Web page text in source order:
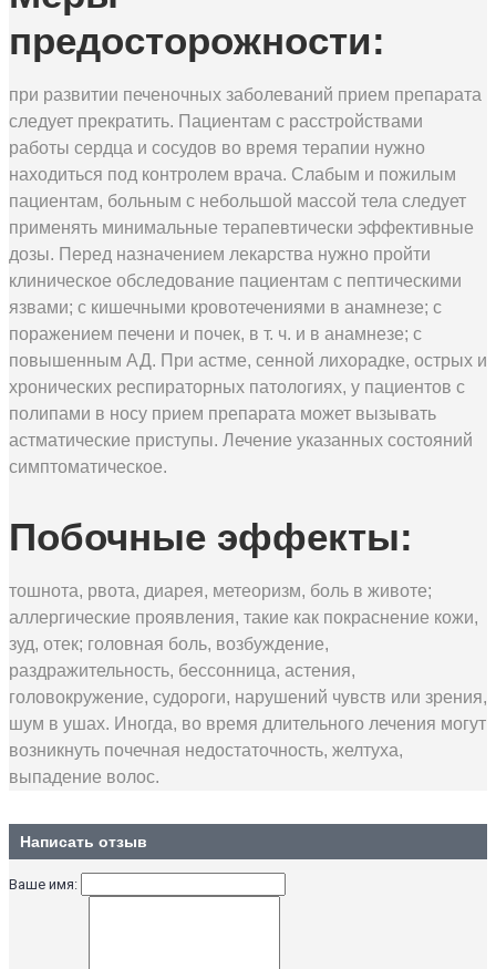
предосторожности:
при развитии печеночных заболеваний прием препарата
следует прекратить. Пациентам с расстройствами
работы сердца и сосудов во время терапии нужно
находиться под контролем врача. Слабым и пожилым
пациентам, больным с небольшой массой тела следует
применять минимальные терапевтически эффективные
дозы. Перед назначением лекарства нужно пройти
клиническое обследование пациентам с пептическими
язвами; с кишечными кровотечениями в анамнезе; с
поражением печени и почек, в т. ч. и в анамнезе; с
повышенным АД. При астме, сенной лихорадке, острых и
хронических респираторных патологиях, у пациентов с
полипами в носу прием препарата может вызывать
астматические приступы. Лечение указанных состояний
симптоматическое.
Побочные эффекты:
тошнота, рвота, диарея, метеоризм, боль в животе;
аллергические проявления, такие как покраснение кожи,
зуд, отек; головная боль, возбуждение,
раздражительность, бессонница, астения,
головокружение, судороги, нарушений чувств или зрения,
шум в ушах. Иногда, во время длительного лечения могут
возникнуть почечная недостаточность, желтуха,
выпадение волос.
Написать отзыв
Ваше имя: